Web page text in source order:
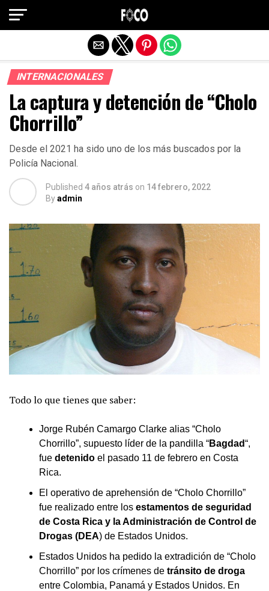
INTERNACIONALES
La captura y detención de “Cholo
Chorrillo”
Desde el 2021 ha sido uno de los más buscados por la
Policía Nacional.
Published 4 años atrás on 14 febrero, 2022
Byadmin
Todo lo que tienes que saber:
Jorge Rubén Camargo Clarke alias “Cholo
Chorrillo”, supuesto líder de la pandilla “Bagdad“,
fue detenido el pasado 11 de febrero en Costa
Rica.
El operativo de aprehensión de “Cholo Chorrillo”
fue realizado entre los estamentos de seguridad
de Costa Rica y la Administración de Control de
Drogas (DEA) de Estados Unidos.
Estados Unidos ha pedido la extradición de “Cholo
Chorrillo” por los crímenes de tránsito de droga
entre Colombia, Panamá y Estados Unidos. En
Salir de la versión móvil